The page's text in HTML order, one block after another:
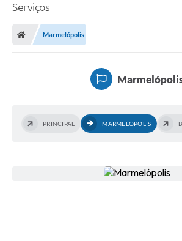
Serviços
Marmelópolis
PRINCIPAL MARMELÓPOLIS